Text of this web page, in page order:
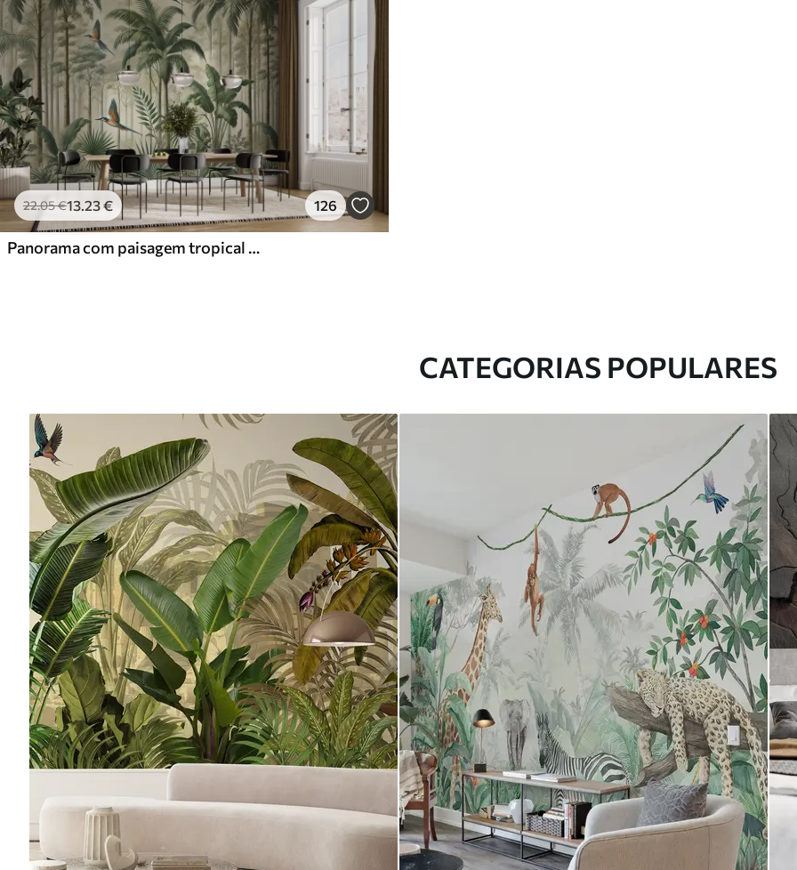
22.05€13.23€ 126
Panorama com paisagem tropical e aves
CATEGORIAS POPULARES